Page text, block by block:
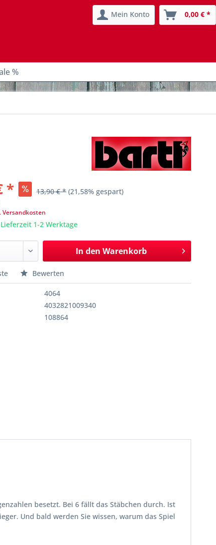
Mein Konto 0,00 € *
%
* 13,90 € * (21,58% gespart)
Versandkosten
1-2 Werktage
In den Warenkorb
Bewerten
4064
4032821009340
108864
besetzt. Bei 6 fällt das Stäbchen durch. Ist
Und bald werden Sie wissen, warum das Spiel